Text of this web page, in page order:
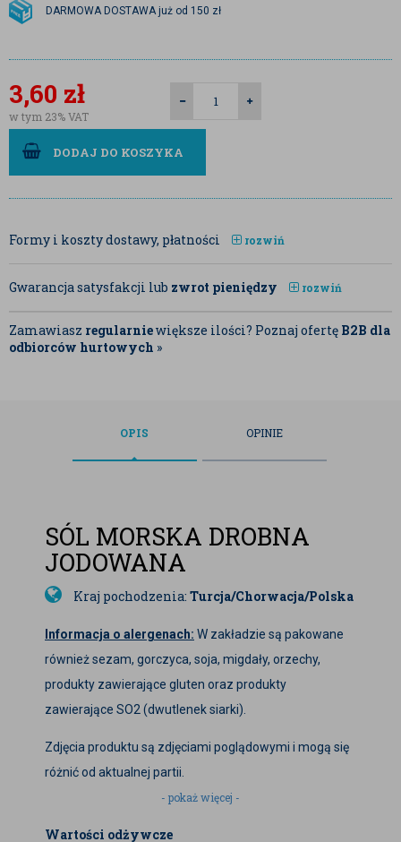
DARMOWA DOSTAWA już od 150 zł
3,60 zł
w tym 23% VAT
DODAJ DO KOSZYKA
Formy i koszty dostawy, płatności rozwiń
Gwarancja satysfakcji lub zwrot pieniędzy rozwiń
Zamawiasz regularniewiększe ilości? Poznaj ofertę B2B dla
odbiorców hurtowych »
OPIS OPINIE
SÓL MORSKA DROBNA
JODOWANA
Kraj pochodzenia: Turcja/Chorwacja/Polska
Informacja o alergenach: W zakładzie są pakowane
również sezam, gorczyca, soja, migdały, orzechy,
produkty zawierające gluten oraz produkty
zawierające SO2 (dwutlenek siarki).
Zdjęcia produktu są zdjęciami poglądowymi i mogą się
różnić od aktualnej partii.
informacje zawarte na naszym sklepie
- pokaż więcej -
Wartości odżywcze